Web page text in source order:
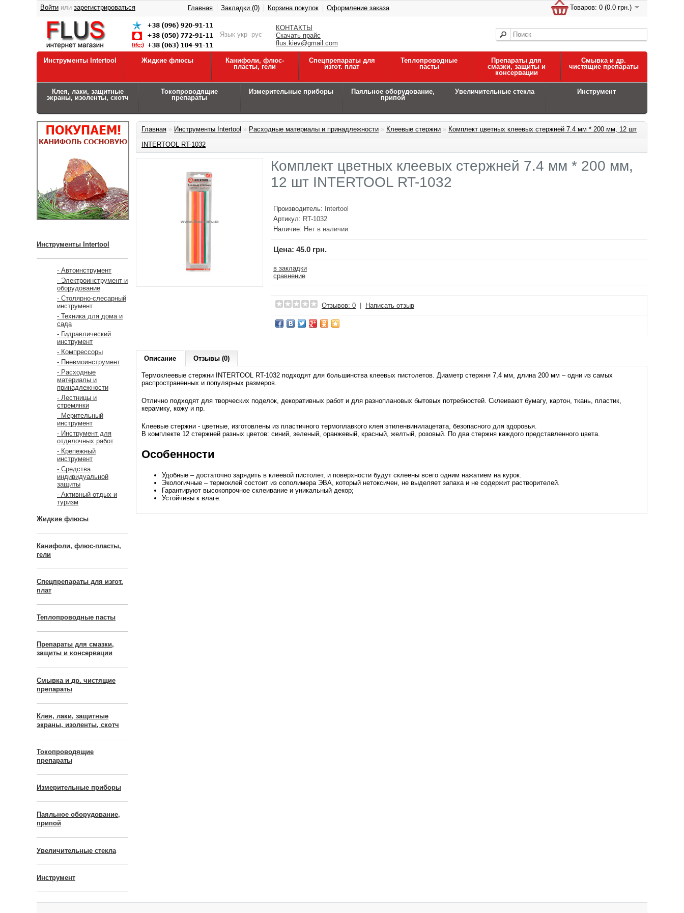
КОНТАКТЫ
Скачать прайс
flus.kiev@gmail.com
Язык укр рус
Товаров: 0 (0.0 грн.)
Войти или зарегистрироваться Главная Закладки (0) Корзина покупок Оформление заказа
Инструменты Intertool Жидкие флюсы
Канифоли, флюс-
пласты, гели
Спецпрепараты для
изгот. плат
Теплопроводные
пасты
Препараты для
смазки, защиты и
консервации
Смывка и др.
чистящие препараты
Клея, лаки, защитные
экраны, изоленты, скотч
Токопроводящие
препараты
Измерительные приборы
Паяльное оборудование,
припой
Увеличительные стекла Инструмент
Инструменты Intertool
- Автоинструмент
- Электроинструмент и
оборудование
- Столярно-слесарный
инструмент
- Техника для дома и
сада
- Гидравлический
инструмент
- Компрессоры
- Пневмоинструмент
- Расходные
материалы и
принадлежности
- Лестницы и
стремянки
- Мерительный
инструмент
- Инструмент для
отделочных работ
- Крепежный
инструмент
- Средства
индивидуальной
защиты
- Активный отдых и
туризм
Жидкие флюсы
Канифоли, флюс-пласты,
гели
Спецпрепараты для изгот.
плат
Теплопроводные пасты
Препараты для смазки,
защиты и консервации
Смывка и др. чистящие
препараты
Клея, лаки, защитные
экраны, изоленты, скотч
Токопроводящие
препараты
Измерительные приборы
Паяльное оборудование,
припой
Увеличительные стекла
Инструмент
Главная » Инструменты Intertool » Расходные материалы и принадлежности » Клеевые стержни » Комплект цветных клеевых стержней 7.4 мм * 200 мм, 12 шт
INTERTOOL RT-1032
Комплект цветных клеевых стержней 7.4 мм * 200 мм,
12 шт INTERTOOL RT-1032
Производитель:
Intertool
Артикул: RT-1032
Наличие: Нет в наличии
Цена: 45.0 грн.
в закладки
сравнение
Отзывов: 0 Написать отзыв
Описание Отзывы (0)
Термоклеевые стержни INTERTOOL RT-1032 подходят для большинства клеевых пистолетов. Диаметр стержня 7,4 мм, длина 200 мм – одни из самых
распространенных и популярных размеров.
Отлично подходят для творческих поделок, декоративных работ и для разноплановых бытовых потребностей. Склеивают бумагу, картон, ткань, пластик,
керамику, кожу и пр.
Клеевые стержни - цветные, изготовлены из пластичного термоплавкого клея этиленвинилацетата, безопасного для здоровья.
В комплекте 12 стержней разных цветов: синий, зеленый, оранжевый, красный, желтый, розовый. По два стержня каждого представленного цвета.
Особенности
Удобные – достаточно зарядить в клеевой пистолет, и поверхности будут склеены всего одним нажатием на курок.
Экологичные – термоклей состоит из сополимера ЭВА, который нетоксичен, не выделяет запаха и не содержит растворителей.
Гарантируют высокопрочное склеивание и уникальный декор;
Устойчивы к влаге.